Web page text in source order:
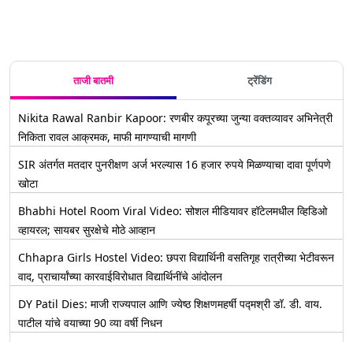
ताजी बातमी ट्रेंडिंग
Nikita Rawal Ranbir Kapoor: रणबीर कपूरच्या जुन्या वक्तव्यावर अभिनेत्री
निकिता रावल आक्रमक, माफी मागण्याची मागणी
SIR अंतर्गत मतदार पुनरीक्षण अर्ज भरल्यास 16 हजार रुपये मिळण्याचा दावा पूर्णपणे
खोटा
Bhabhi Hotel Room Viral Video: सोशल मीडियावर हॉटेलमधील व्हिडिओ
व्हायरल; सायबर सुरक्षेचे मोठे आव्हान
Chhapra Girls Hostel Video: छपरा विद्यार्थिनी वसतिगृह रात्रीच्या भेटीवरून
वाद, प्राचार्यांच्या कारवाईविरोधात विद्यार्थिनींचे आंदोलन
DY Patil Dies: माजी राज्यपाल आणि ज्येष्ठ शिक्षणमहर्षी पद्मश्री डॉ. डी. वाय.
पाटील यांचे वयाच्या 90 व्या वर्षी निधन